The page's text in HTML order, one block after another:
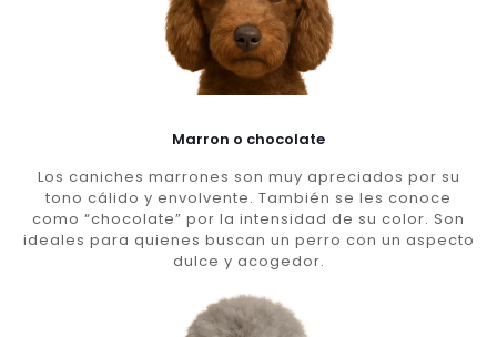
Marron o chocolate
Los caniches marrones son muy apreciados por su
tono cálido y envolvente. También se les conoce
como “chocolate” por la intensidad de su color. Son
ideales para quienes buscan un perro con un aspecto
dulce y acogedor.